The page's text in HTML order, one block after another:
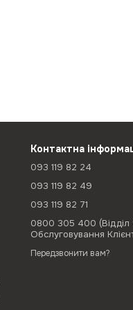
Контактна
093 119 82 24
093 119 82 49
093 119 82 71
0800 305 400 (Відділ
Обслуговування
Передзвонити вам?